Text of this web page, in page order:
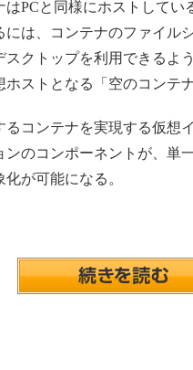
PCと同様にホストして
は、コンテナのファイル
クトップを利用できるよ
ストとなる「空のコンテ
コンテナを実現する仮想
ンのコンポーネントが、単
が可能になる。